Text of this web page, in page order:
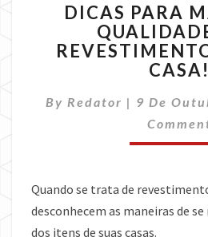
A
DICAS PARA
CASA!
By Redator | 9 De
Quando se trata de
desconhecem as maneiras de
dos itens de suas casas.